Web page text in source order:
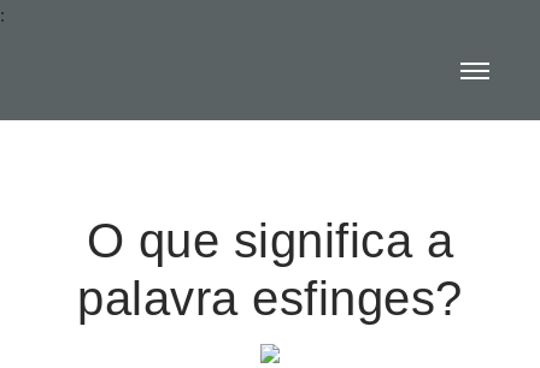
:
O que significa a
palavra esfinges?